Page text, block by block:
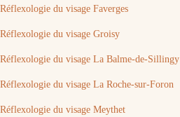
Réflexologie du visage Faverges
Réflexologie du visage Groisy
Réflexologie du visage La Balme-de-Sillingy
Réflexologie du visage La Roche-sur-Foron
Réflexologie du visage Meythet